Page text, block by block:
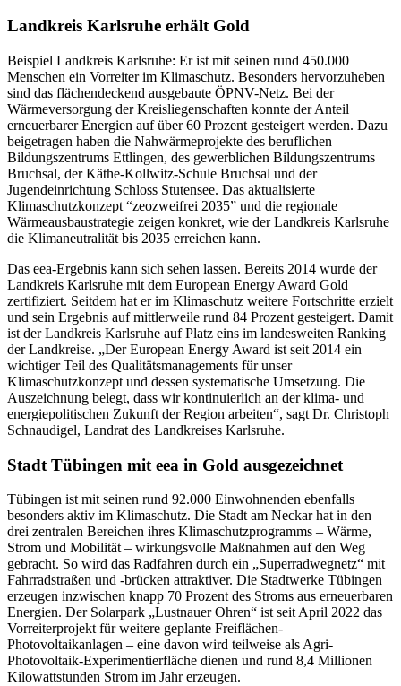
Landkreis Karlsruhe erhält Gold
Beispiel Landkreis Karlsruhe: Er ist mit seinen rund 450.000
Menschen ein Vorreiter im Klimaschutz. Besonders hervorzuheben
sind das flächendeckend ausgebaute ÖPNV-Netz. Bei der
Wärmeversorgung der Kreisliegenschaften konnte der Anteil
erneuerbarer Energien auf über 60 Prozent gesteigert werden. Dazu
beigetragen haben die Nahwärmeprojekte des beruflichen
Bildungszentrums Ettlingen, des gewerblichen Bildungszentrums
Bruchsal, der Käthe-Kollwitz-Schule Bruchsal und der
Jugendeinrichtung Schloss Stutensee. Das aktualisierte
Klimaschutzkonzept “zeozweifrei 2035” und die regionale
Wärmeausbaustrategie zeigen konkret, wie der Landkreis Karlsruhe
die Klimaneutralität bis 2035 erreichen kann.
Das eea-Ergebnis kann sich sehen lassen. Bereits 2014 wurde der
Landkreis Karlsruhe mit dem European Energy Award Gold
zertifiziert. Seitdem hat er im Klimaschutz weitere Fortschritte erzielt
und sein Ergebnis auf mittlerweile rund 84 Prozent gesteigert. Damit
ist der Landkreis Karlsruhe auf Platz eins im landesweiten Ranking
der Landkreise. „Der European Energy Award ist seit 2014 ein
wichtiger Teil des Qualitätsmanagements für unser
Klimaschutzkonzept und dessen systematische Umsetzung. Die
Auszeichnung belegt, dass wir kontinuierlich an der klima- und
energiepolitischen Zukunft der Region arbeiten“, sagt Dr. Christoph
Schnaudigel, Landrat des Landkreises Karlsruhe.
Stadt Tübingen mit eea in Gold ausgezeichnet
Tübingen ist mit seinen rund 92.000 Einwohnenden ebenfalls
besonders aktiv im Klimaschutz. Die Stadt am Neckar hat in den
drei zentralen Bereichen ihres Klimaschutzprogramms – Wärme,
Strom und Mobilität – wirkungsvolle Maßnahmen auf den Weg
gebracht. So wird das Radfahren durch ein „Superradwegnetz“ mit
Fahrradstraßen und -brücken attraktiver. Die Stadtwerke Tübingen
erzeugen inzwischen knapp 70 Prozent des Stroms aus erneuerbaren
Energien. Der Solarpark „Lustnauer Ohren“ ist seit April 2022 das
Vorreiterprojekt für weitere geplante Freiflächen-
Photovoltaikanlagen – eine davon wird teilweise als Agri-
Photovoltaik-Experimentierfläche dienen und rund 8,4 Millionen
Kilowattstunden Strom im Jahr erzeugen.